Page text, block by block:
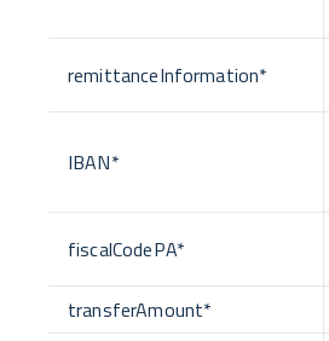
remittanceInformation*
IBAN*
fiscalCodePA*
transferAmount*